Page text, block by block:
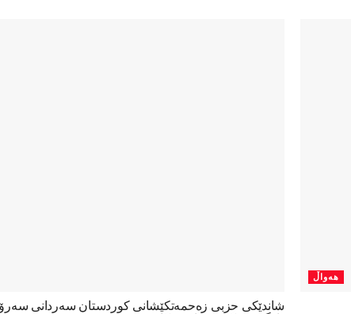
هەواڵ
شاندێکی حزبی زەحمەتکێشانی کوردستان سەردانی